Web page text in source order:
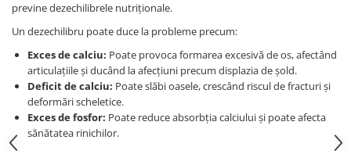
previne dezechilibrele nutriționale.
Un dezechilibru poate duce la probleme precum:
Exces de calciu: Poate provoca formarea excesivă de os, afectând
articulațiile și ducând la afecțiuni precum displazia de șold.
Deficit de calciu: Poate slăbi oasele, crescând riscul de fracturi și
deformări scheletice.
Exces de fosfor: Poate reduce absorbția calciului și poate afecta
sănătatea rinichilor.